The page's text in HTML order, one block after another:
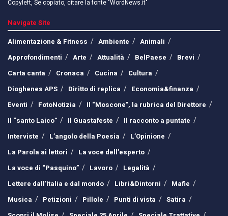
Copyleft, Se copiato, citare la fonte "WordNews.it"
Navigate Site
Alimentazione & Fitness
Ambiente
Animali
Approfondimenti
Arte Attualità BelPaese
Brevi
Carta canta
Cronaca Cucina
Cultura
Dioghenes APS
Diritto di replica
Economia&finanza
Eventi
FotoNotizia
Il “Moscone”, la rubrica del Direttore
Il “santo Laico”
Il Guastafeste
Il racconto a puntate
Interviste
L’angolo della Poesia
L’Opinione
La Parola ai lettori
La voce dell’esperto
La voce di “Pasquino”
Lavoro
Legalità
Lettere dall’Italia e dal mondo
Libri&Dintorni
Mafie
Musica
Petizioni Pillole Punti di vista
Satira